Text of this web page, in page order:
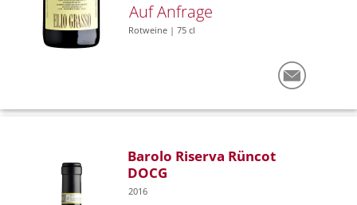
Auf Anfrage
Rotweine | 75 cl
Barolo Riserva Rüncot
DOCG
2016